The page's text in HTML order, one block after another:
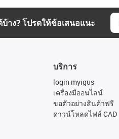
าง? โปรดให้ข้อเสนอแนะ
บริการ
login myigus
เครื่องมืออนไลน์
ขอตัวอย่างสินค้าฟรี
ดาวน์โหลดไฟล์ CAD